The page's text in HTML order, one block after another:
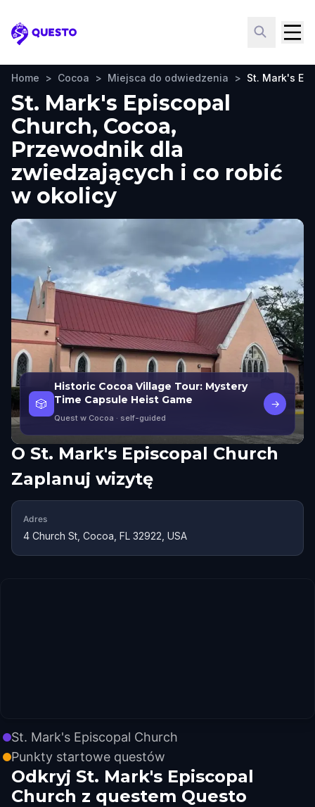
Questo
Home > Cocoa > Miejsca do odwiedzenia > St. Mark's
St. Mark's Episcopal
Church, Cocoa,
Przewodnik dla
zwiedzających i co robić
w okolicy
🎲
Historic Cocoa Village Tour: Mystery
Time Capsule Heist Game
Quest w Cocoa · self-guided
→
O St. Mark's Episcopal Church
Zaplanuj wizytę
Adres
4 Church St, Cocoa, FL 32922, USA
St. Mark's Episcopal Church
Punkty startowe questów
Odkryj St. Mark's Episcopal
Church z questem Questo